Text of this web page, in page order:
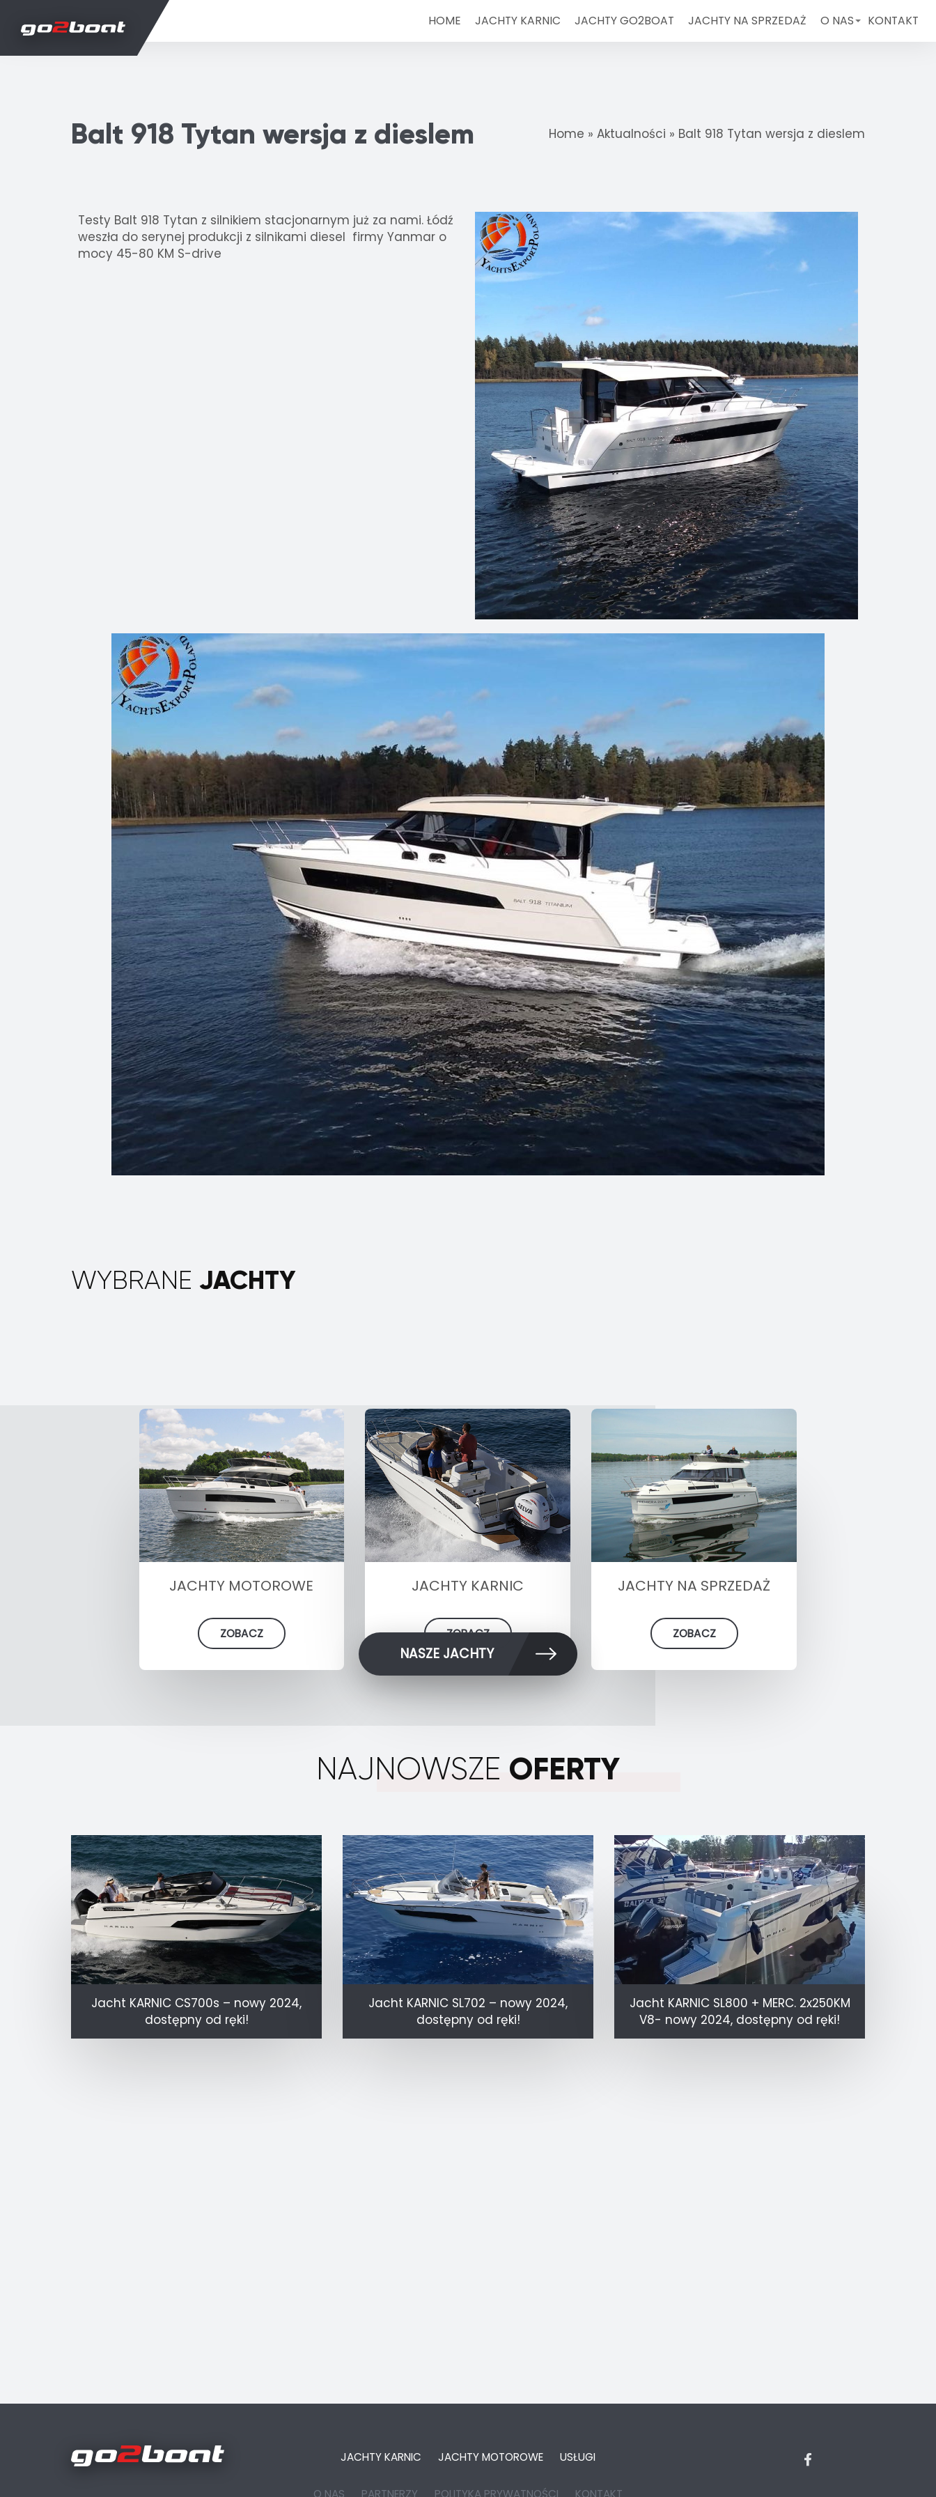
HOME JACHTY KARNIC JACHTY GO2BOAT JACHTY NA SPRZEDAŻ O NAS KONTAKT
Balt 918 Tytan wersja z dieslem Home » Aktualności » Balt 918 Tytan wersja z dieslem
Testy Balt 918 Tytan z silnikiem stacjonarnym już za nami. Łódź
weszła do serynej produkcji z silnikami diesel firmy Yanmar o
mocy 45-80 KM S-drive
WYBRANE JACHTY
JACHTY MOTOROWE
ZOBACZ
JACHTY KARNIC
ZOBACZ
JACHTY NA SPRZEDAŻ
ZOBACZ
NASZE JACHTY
NAJNOWSZE OFERTY
Jacht KARNIC CS700s – nowy 2024,
dostępny od ręki!
Jacht KARNIC SL702 – nowy 2024,
dostępny od ręki!
Jacht KARNIC SL800 + MERC. 2x250KM
V8- nowy 2024, dostępny od ręki!
JACHTY KARNIC JACHTY MOTOROWE USŁUGI
O NAS PARTNERZY POLITYKA PRYWATNOŚCI KONTAKT